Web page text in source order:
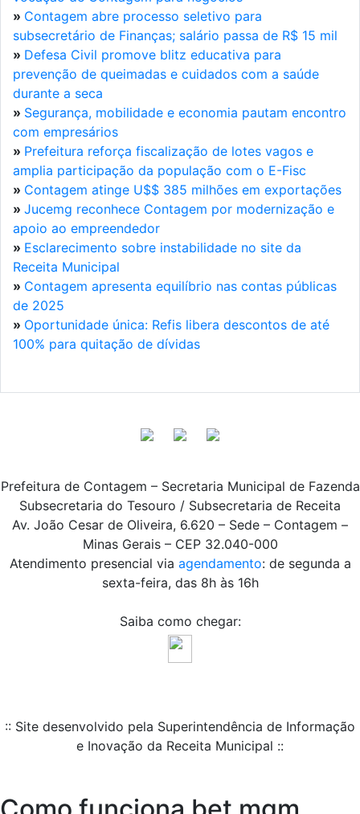
» Contagem abre processo seletivo para
subsecretário de Finanças; salário passa de R$ 15 mil
» Defesa Civil promove blitz educativa para
prevenção de queimadas e cuidados com a saúde
durante a seca
» Segurança, mobilidade e economia pautam encontro
com empresários
» Prefeitura reforça fiscalização de lotes vagos e
amplia participação da população com o E-Fisc
» Contagem atinge U$$ 385 milhões em exportações
» Jucemg reconhece Contagem por modernização e
apoio ao empreendedor
» Esclarecimento sobre instabilidade no site da
Receita Municipal
» Contagem apresenta equilíbrio nas contas públicas
de 2025
» Oportunidade única: Refis libera descontos de até
100% para quitação de dívidas
Prefeitura de Contagem – Secretaria Municipal de Fazenda
Subsecretaria do Tesouro / Subsecretaria de Receita
Av. João Cesar de Oliveira, 6.620 – Sede – Contagem –
Minas Gerais – CEP 32.040-000
Atendimento presencial via agendamento: de segunda a
sexta-feira, das 8h às 16h
Saiba como chegar:
:: Site desenvolvido pela Superintendência de Informação
e Inovação da Receita Municipal ::